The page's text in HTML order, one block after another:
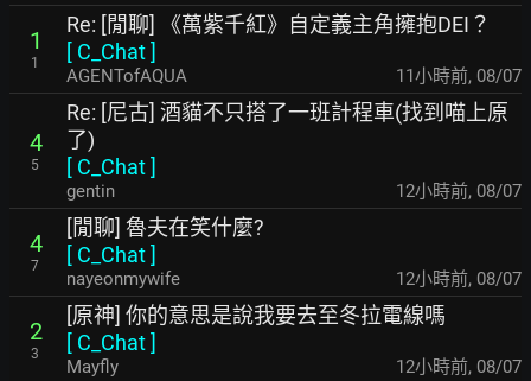
1
1
Re: [閒聊] 《萬紫千紅》自定義主角擁抱DEI？
[ C_Chat]
AGENTofAQUA 11小時前, 08/07
4
5
Re: [尼古] 酒貓不只搭了一班計程車(找到喵上原
了)
[ C_Chat]
gentin 12小時前, 08/07
4
7
[閒聊] 魯夫在笑什麼?
[ C_Chat]
nayeonmywife 12小時前, 08/07
2
3
[原神] 你的意思是說我要去至冬拉電線嗎
[ C_Chat]
Mayfly 12小時前, 08/07